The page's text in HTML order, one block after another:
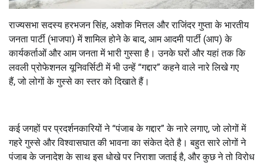
राज्यसभा सदस्य हरभजन सिंह, अशोक मित्तल और राजिंदर गुप्ता के भारतीय
जनता पार्टी (भाजपा) में शामिल होने के बाद, आम आदमी पार्टी (आप) के
कार्यकर्ताओं और आम जनता में भारी गुस्सा है। उनके घरों और यहां तक कि
लवली प्रोफेशनल यूनिवर्सिटी में भी उन्हें “गद्दार” कहने वाले नारे लिखे गए
हैं,जो लोगों के गुस्से का स्तर को दिखाते हैं।
कई जगहों पर प्रदर्शनकारियों ने “पंजाब के गद्दार” के नारे लगाए,जो लोगों में
गहरे गुस्से और विश्वासघात की भावना का संकेत देते है। बहुत सारे लोगों ने
पंजाब के जनादेश के साथ इस धोखे पर निराशा जताई है, और कुछ ने तो विरोध